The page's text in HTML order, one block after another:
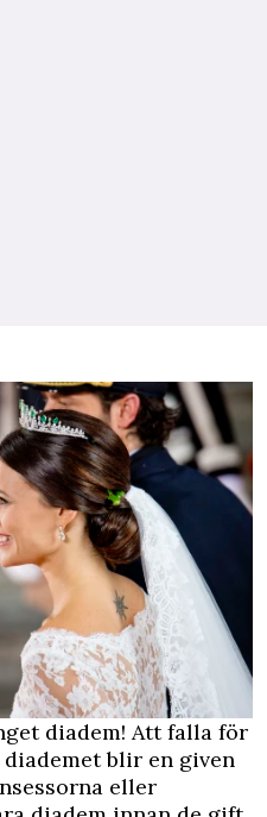
diadem! Att falla för
blir en given
eller